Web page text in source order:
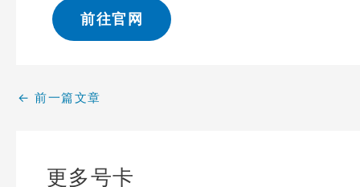
前往官网
← 前一篇文章
更多号卡